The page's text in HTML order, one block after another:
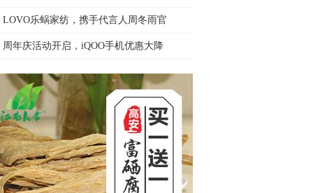
LOVO乐蜗家纺，携手代言人周冬雨官
周年庆活动开启，iQOO手机优惠大降